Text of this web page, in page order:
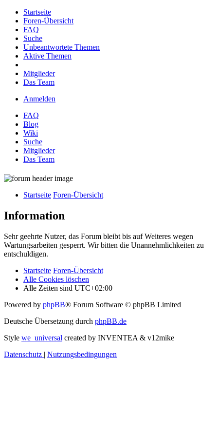
Startseite
Foren-Übersicht
FAQ
Suche
Unbeantwortete Themen
Aktive Themen
Mitglieder
Das Team
Anmelden
FAQ
Blog
Wiki
Suche
Mitglieder
Das Team
Startseite Foren-Übersicht
Information
Sehr geehrte Nutzer, das Forum bleibt bis auf Weiteres wegen
Wartungsarbeiten gesperrt. Wir bitten die Unannehmlichkeiten zu
entschuldigen.
Startseite Foren-Übersicht
Alle Cookies löschen
Alle Zeiten sind UTC+02:00
Powered by phpBB® Forum Software © phpBB Limited
Deutsche Übersetzung durch phpBB.de
Style we_universal created by INVENTEA & v12mike
Datenschutz | Nutzungsbedingungen